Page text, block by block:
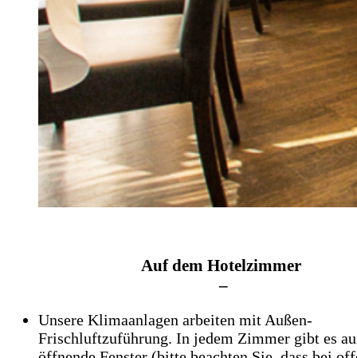
Auf dem Hotelzimmer
–
Unsere Klimaanlagen arbeiten mit Außen-
Frischluftzuführung. In jedem Zimmer gibt es